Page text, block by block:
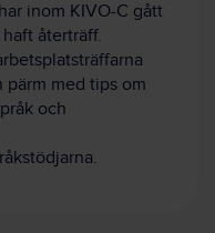
inom KIVO-C gått
återträff.
pärm med tips om
och